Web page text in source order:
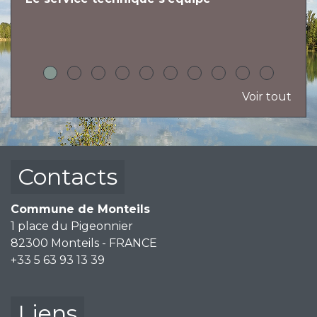
Voir tout
Contacts
Commune de Monteils
1 place du Pigeonnier
82300 Monteils - FRANCE
+33 5 63 93 13 39